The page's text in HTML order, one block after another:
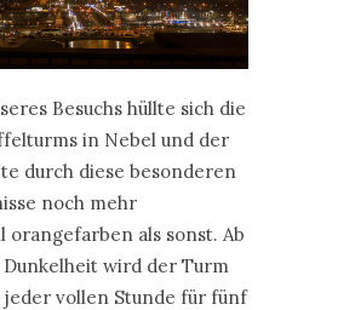
Besuchs hüllte sich die
in Nebel und der
durch diese besonderen
noch mehr
orangefarben als sonst. Ab
wird der Turm
jeder vollen Stunde für fünf